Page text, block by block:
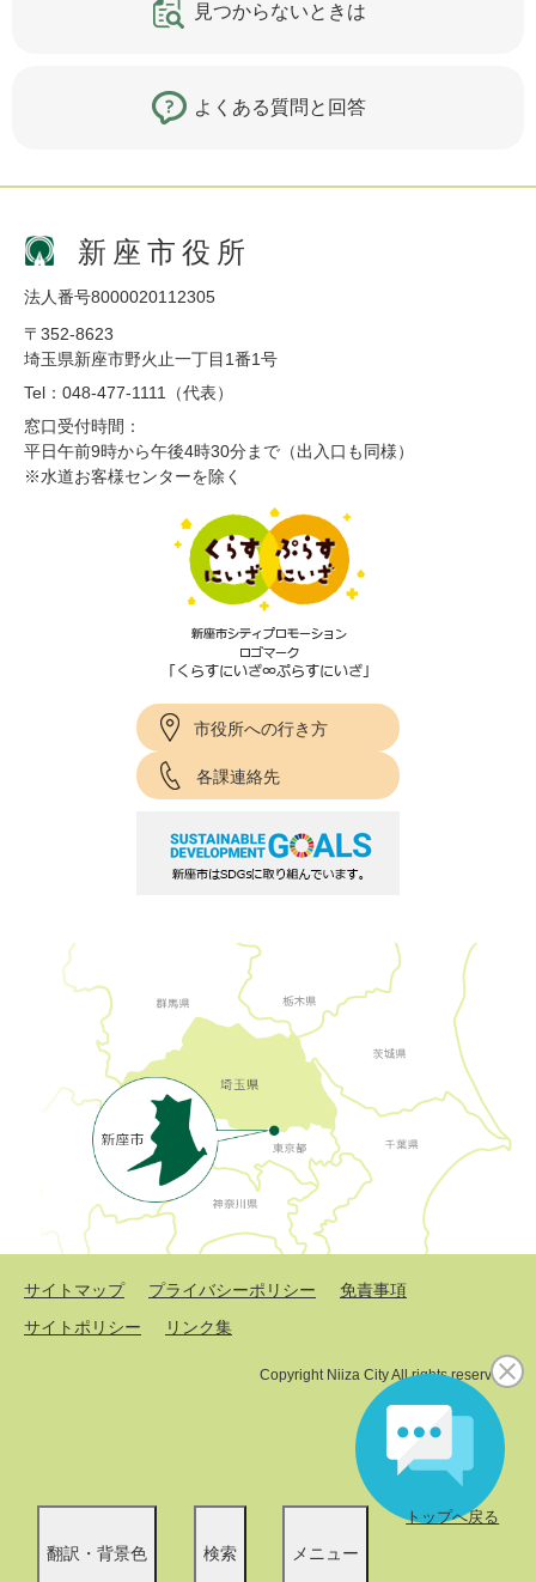
翻訳・背景色 検索 メニュー
トップへ戻る
見つからないときは
よくある質問と回答
新座市役所
法人番号8000020112305
〒352-8623
埼玉県新座市野火止一丁目1番1号
Tel：048-477-1111（代表）
窓口受付時間：
平日午前9時から午後4時30分まで（出入口も同様）
※水道お客様センターを除く
市役所への行き方
各課連絡先
サイトマップ プライバシーポリシー
免責事項
サイトポリシー
リンク集
Copyright Niiza City All rights reserved.